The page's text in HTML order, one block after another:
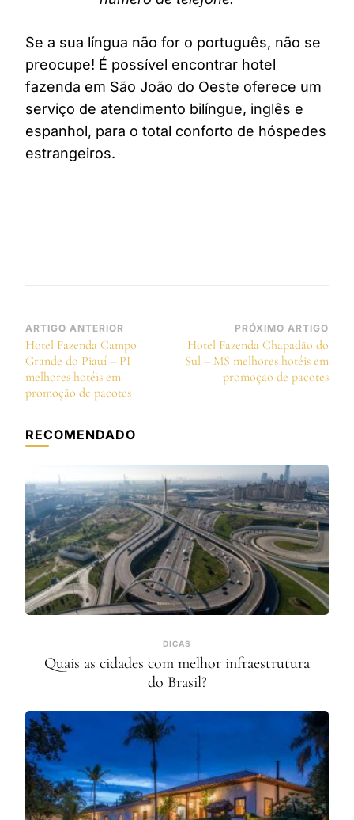
Se a sua língua não for o português, não se
preocupe! É possível encontrar hotel
fazenda em São João do Oeste oferece um
serviço de atendimento bilíngue, inglês e
espanhol, para o total conforto de hóspedes
estrangeiros.
Navegação
de
post
ARTIGO ANTERIOR
Hotel Fazenda Campo
Grande do Piauí – PI
melhores hotéis em
promoção de pacotes
PRÓXIMO ARTIGO
Hotel Fazenda Chapadão do
Sul – MS melhores hotéis em
promoção de pacotes
RECOMENDADO
DICAS
Quais as cidades com melhor infraestrutura
do Brasil?